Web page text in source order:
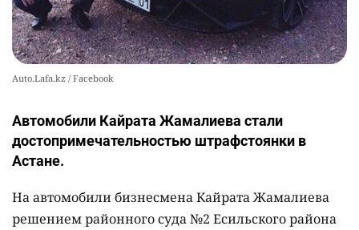
Auto.Lafa.kz / Facebook
Автомобили Кайрата Жамалиева стали
достопримечательностью штрафстоянки в
Астане.
На автомобили бизнесмена Кайрата Жамалиева
решением районного суда №2 Есильского района